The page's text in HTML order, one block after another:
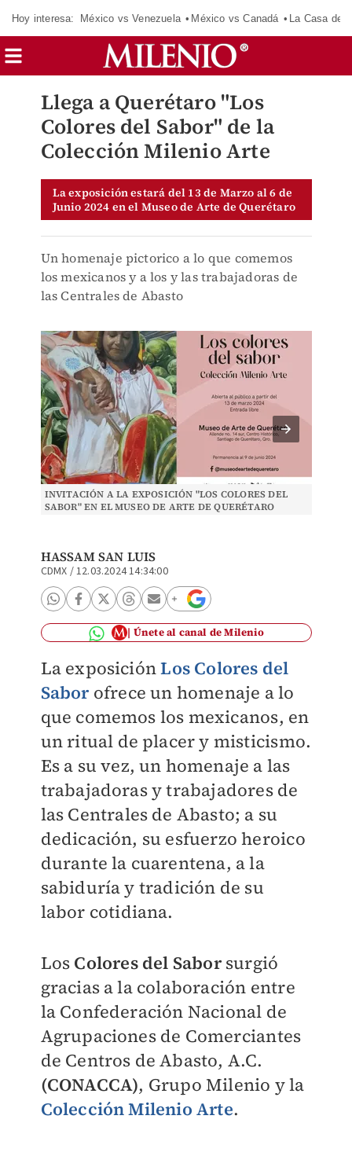
Hoy interesa: México vs Venezuela México vs Canadá La Casa de
Llega a Querétaro "Los
Colores del Sabor" de la
Colección Milenio Arte
La exposición estará del 13 de Marzo al 6 de
Junio 2024 en el Museo de Arte de Querétaro
Un homenaje pictorico a lo que comemos
los mexicanos y a los y las trabajadoras de
las Centrales de Abasto
INVITACIÓN A LA EXPOSICIÓN "LOS COLORES DEL
SABOR" EN EL MUSEO DE ARTE DE QUERÉTARO
HASSAM SAN LUIS
CDMX /12.03.2024 14:34:00
Únete al canal de Milenio
La exposiciónLos Colores del
Sabor ofrece un homenaje a lo
que comemos los mexicanos, en
un ritual de placer y misticismo.
Es a su vez, un homenaje a las
trabajadoras y trabajadores de
las Centrales de Abasto; a su
dedicación, su esfuerzo heroico
durante la cuarentena, a la
sabiduría y tradición de su
labor cotidiana.
Los Colores del Saborsurgió
gracias a la colaboración entre
la Confederación Nacional de
Agrupaciones de Comerciantes
de Centros de Abasto, A.C.
(CONACCA), Grupo Milenio y la
Colección Milenio Arte.